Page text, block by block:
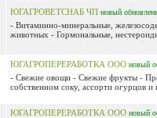
ЮГАГРОВЕТСНАБ ЧП новый
- Витаминно-минеральные,
животных - Гормональные,
ЮГАГРОПЕРЕРАБОТКА ООО новый
- Свежие овощи - Свежие фрукты -
собственном соку, ассорти огурцов и
ЮГАГРОПЕРЕРАБОТКА ООО новый